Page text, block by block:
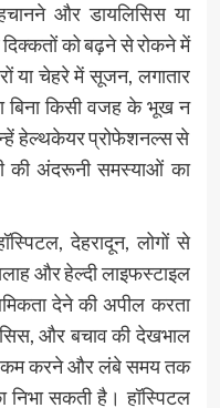
और डायलिसिस या
को बढ़ने से रोकने में
या चेहरे में सूजन, लगातार
बिना किसी वजह के भूख न
हेल्थकेयर प्रोफेशनल्स से
की अंदरूनी समस्याओं का
देहरादून, लोगों से
और हेल्दी लाइफस्टाइल
देने की अपील करता
और बचाव की देखभाल
कम करने और लंबे समय तक
सकती है। हॉस्पिटल